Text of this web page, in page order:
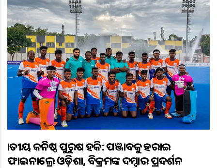
ଜାତୀୟ କନିଷ୍ଠ ପୁରୁଷ ହକି: ପଞ୍ଜାବକୁ ହରାଇ
ଫାଇନାଲ୍ରେ ଓଡ଼ିଶା, ବିକ୍ରମଙ୍କ ଦମ୍ଦାର ପ୍ରଦର୍ଶନ